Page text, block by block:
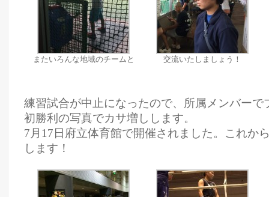
またいろんな地域のチームと 交流いたしましょう！
練習試合が中止になったので、所属メンバーで
初勝利の写真でカサ増しします。
7月17日府立体育館で開催されました。これか
します！